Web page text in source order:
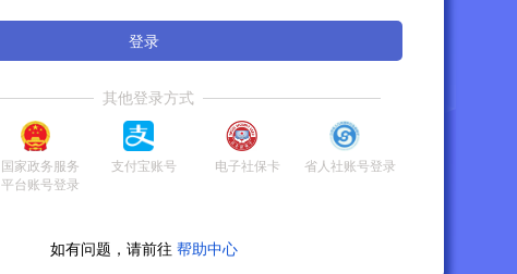
登录
其他登录方式
国家政务服务
平台账号登录
支付宝账号 电子社保卡 省人社账号登录
如有问题，请前往 帮助中心